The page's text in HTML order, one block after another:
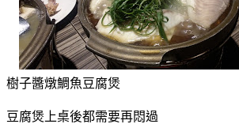
樹子醬燉鯛魚豆腐煲
豆腐煲上桌後都需要再悶過